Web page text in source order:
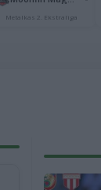
Metalkas 2. Ekstraliga